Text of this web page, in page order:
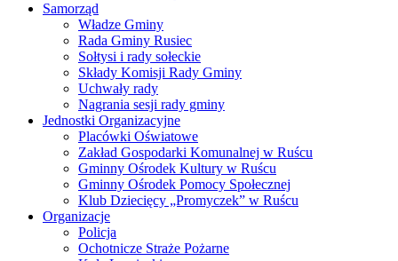
Samorząd
Władze Gminy
Rada Gminy Rusiec
Sołtysi i rady sołeckie
Składy Komisji Rady Gminy
Uchwały rady
Nagrania sesji rady gminy
Jednostki Organizacyjne
Placówki Oświatowe
Zakład Gospodarki Komunalnej w Ruścu
Gminny Ośrodek Kultury w Ruścu
Gminny Ośrodek Pomocy Społecznej
Klub Dziecięcy „Promyczek” w Ruścu
Organizacje
Policja
Ochotnicze Straże Pożarne